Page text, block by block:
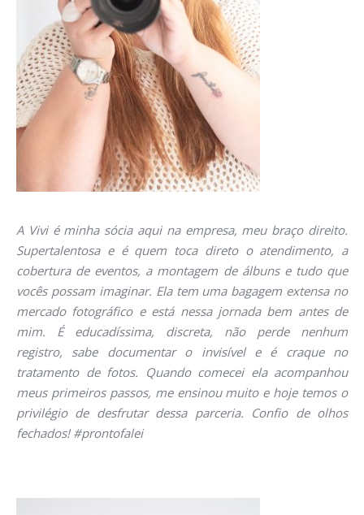
A Vivi é minha sócia aqui na empresa, meu braço direito.
Supertalentosa e é quem toca direto o atendimento, a
cobertura de eventos, a montagem de álbuns e tudo que
vocês possam imaginar. Ela tem uma bagagem extensa no
mercado fotográfico e está nessa jornada bem antes de
mim. É educadíssima, discreta, não perde nenhum
registro, sabe documentar o invisível e é craque no
tratamento de fotos. Quando comecei ela acompanhou
meus primeiros passos, me ensinou muito e hoje temos o
privilégio de desfrutar dessa parceria. Confio de olhos
fechados! #prontofalei